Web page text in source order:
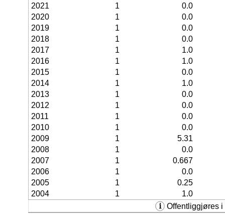
2021
1
0.0
2020
1
0.0
2019
1
0.0
2018
1
0.0
2017
1
1.0
2016
1
1.0
2015
1
0.0
2014
1
1.0
2013
1
0.0
2012
1
0.0
2011
1
0.0
2010
1
0.0
2009
1
5.31
2008
1
0.0
2007
1
0.667
2006
1
0.0
2005
1
0.25
2004
1
1.0
Offentliggjøres i